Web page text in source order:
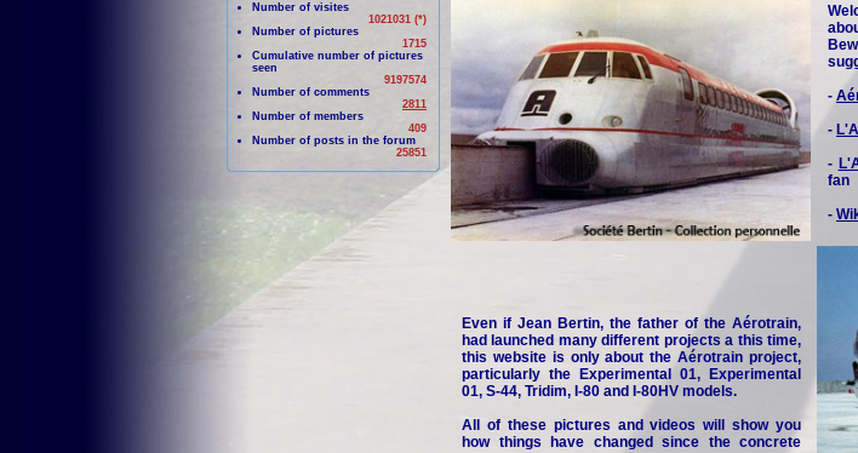
Number of visites
1021031 (*)
Number of pictures
1715
Cumulative number of pictures
seen
9197574
Number of comments
2811
Number of members
409
Number of posts in the forum
25851
-
-
-
fan
-
Even if Jean Bertin, the father of the Aérotrain,
had launched many different projects a this time,
this website is only about the Aérotrain project,
particularly the Experimental 01, Experimental
01, S-44, Tridim, I-80 and I-80HV models.
All of these pictures and videos will show you
how things have changed since the concrete